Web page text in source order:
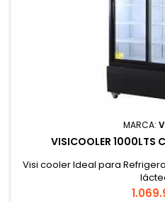
MARCA:
VISICOOLER 1000LTS
Visi cooler Ideal para
Precio